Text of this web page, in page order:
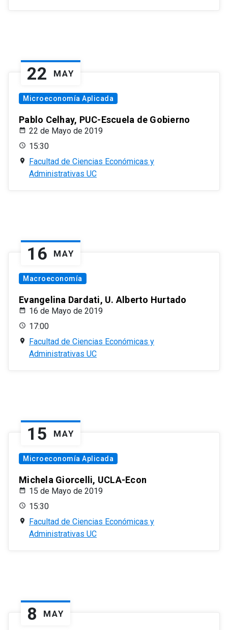
22 MAY
Microeconomía Aplicada
Pablo Celhay, PUC-Escuela de Gobierno
22 de Mayo de 2019
15:30
Facultad de Ciencias Económicas y
Administrativas UC
16 MAY
Macroeconomía
Evangelina Dardati, U. Alberto Hurtado
16 de Mayo de 2019
17:00
Facultad de Ciencias Económicas y
Administrativas UC
15 MAY
Microeconomía Aplicada
Michela Giorcelli, UCLA-Econ
15 de Mayo de 2019
15:30
Facultad de Ciencias Económicas y
Administrativas UC
8 MAY